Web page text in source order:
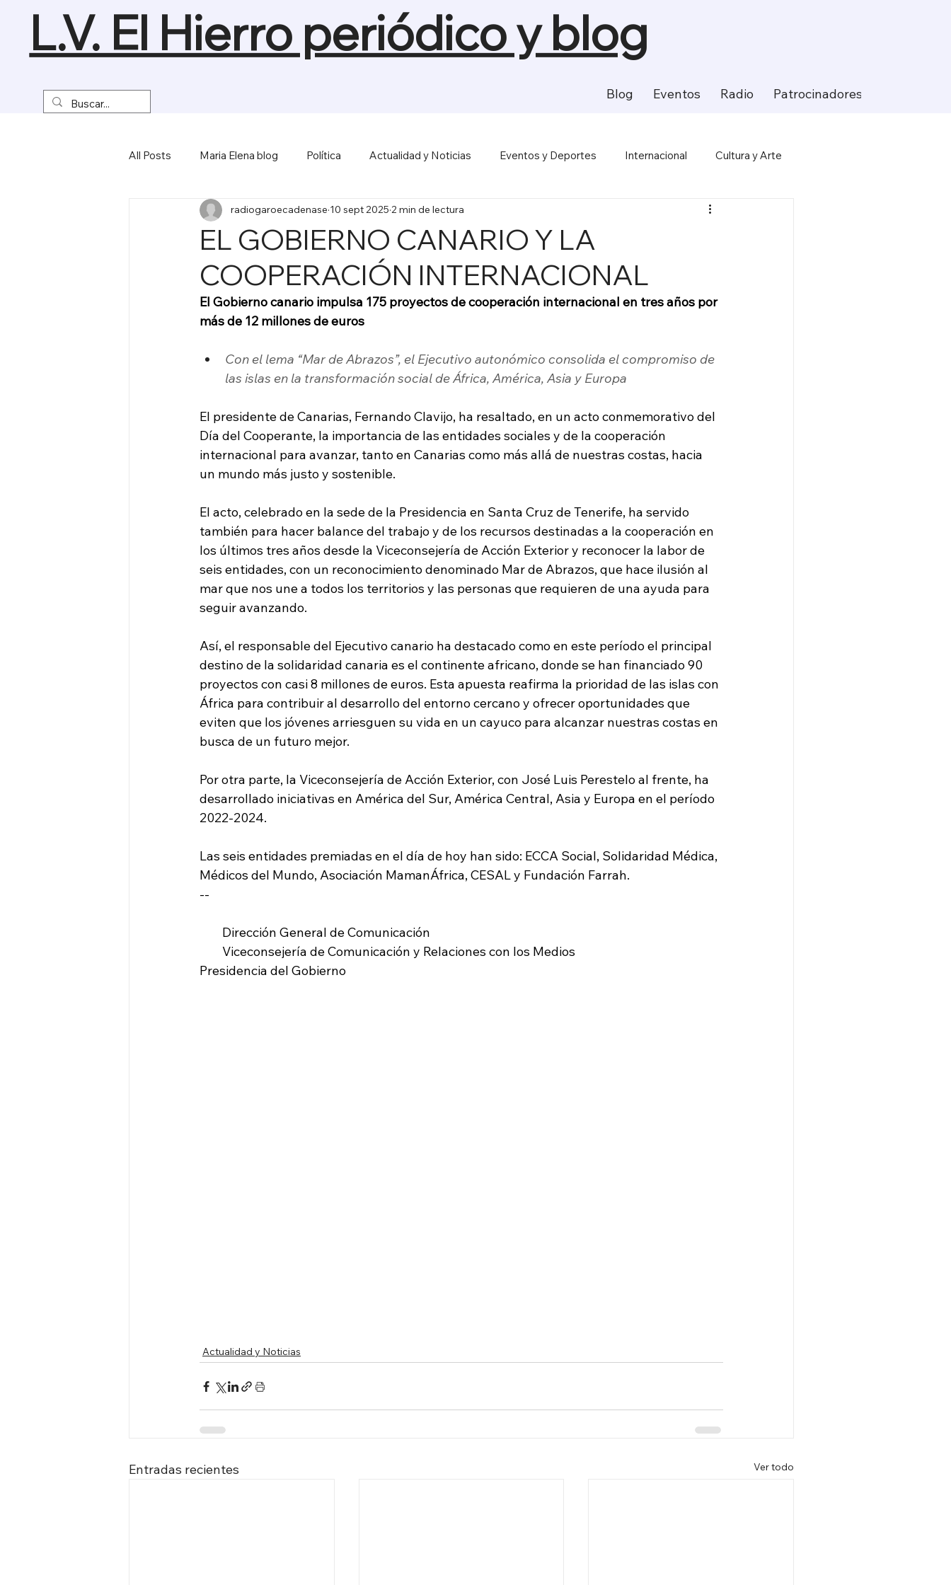
Blog Eventos Radio Patrocinadores
L.V. El Hierro periódico y blog
All Posts Maria Elena blog Política Actualidad y Noticias Eventos y Deportes Internacional Cultura y Arte
Turismo y Naturaleza Empresas y Economía Salud y Bienestar Ciencia y Tecnología
Miscelánea
EL GOBIERNO CANARIO Y LA
COOPERACIÓN INTERNACIONAL
radiogaroecadenase 10 sept 2025 2 min de lectura
El Gobierno canario impulsa 175 proyectos de cooperación internacional en tres años por
más de 12 millones de euros
Con el lema “Mar de Abrazos”, el Ejecutivo autonómico consolida el compromiso de
las islas en la transformación social de África, América, Asia y Europa
El presidente de Canarias, Fernando Clavijo, ha resaltado, en un acto conmemorativo del
Día del Cooperante, la importancia de las entidades sociales y de la cooperación
internacional para avanzar, tanto en Canarias como más allá de nuestras costas, hacia
un mundo más justo y sostenible.
El acto, celebrado en la sede de la Presidencia en Santa Cruz de Tenerife, ha servido
también para hacer balance del trabajo y de los recursos destinadas a la cooperación en
los últimos tres años desde la Viceconsejería de Acción Exterior y reconocer la labor de
seis entidades, con un reconocimiento denominado Mar de Abrazos, que hace ilusión al
mar que nos une a todos los territorios y las personas que requieren de una ayuda para
seguir avanzando.
Así, el responsable del Ejecutivo canario ha destacado como en este período el principal
destino de la solidaridad canaria es el continente africano, donde se han financiado 90
proyectos con casi 8 millones de euros. Esta apuesta reafirma la prioridad de las islas con
África para contribuir al desarrollo del entorno cercano y ofrecer oportunidades que
eviten que los jóvenes arriesguen su vida en un cayuco para alcanzar nuestras costas en
busca de un futuro mejor.
Por otra parte, la Viceconsejería de Acción Exterior, con José Luis Perestelo al frente, ha
desarrollado iniciativas en América del Sur, América Central, Asia y Europa en el período
2022-2024.
Las seis entidades premiadas en el día de hoy han sido: ECCA Social, Solidaridad Médica,
Médicos del Mundo, Asociación MamanÁfrica, CESAL y Fundación Farrah.
--
Dirección General de Comunicación
Viceconsejería de Comunicación y Relaciones con los Medios
Presidencia del Gobierno
Actualidad y Noticias
Entradas recientes Ver todo